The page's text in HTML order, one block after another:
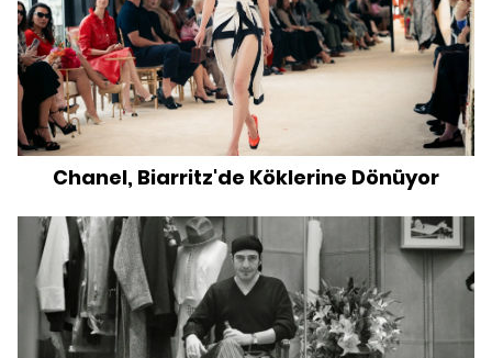
Chanel, Biarritz'de Köklerine Dönüyor